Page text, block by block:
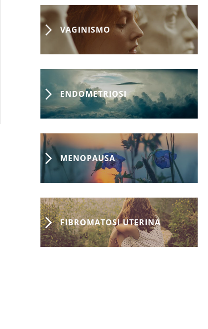
VAGINISMO
ENDOMETRIOSI
MENOPAUSA
FIBROMATOSI UTERINA